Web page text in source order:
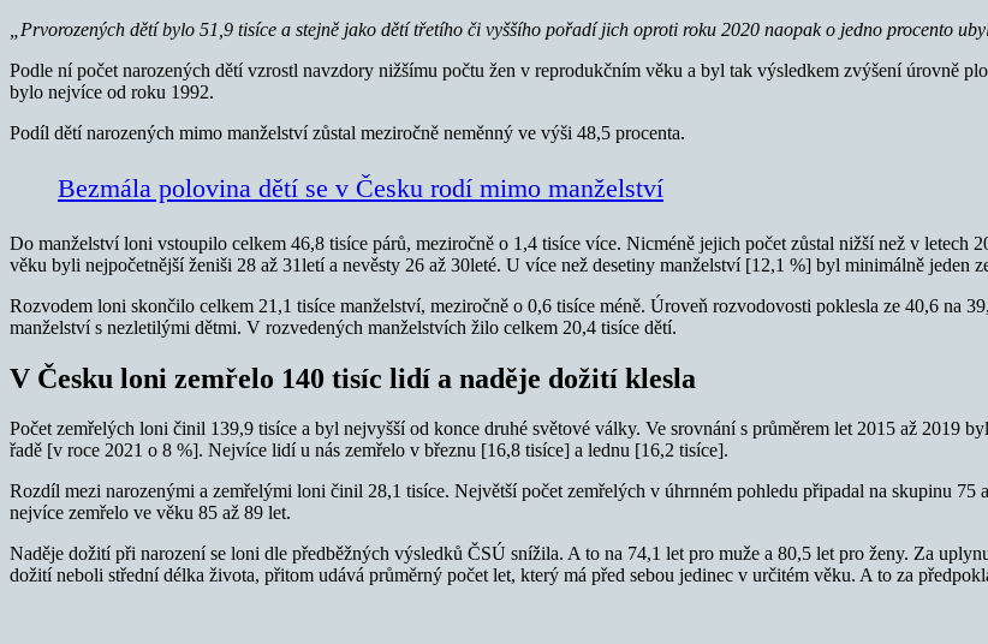
„Prvorozených dětí bylo 51,9 tisíce a stejně jako dětí třetího či vyššího pořadí jich oproti roku 2020 naopak o jedno procento
Podle ní počet narozených dětí vzrostl navzdory nižšímu počtu žen v reprodukčním věku a byl tak výsledkem zvýšení úrovně
bylo nejvíce od roku 1992.
Podíl dětí narozených mimo manželství zůstal meziročně neměnný ve výši 48,5 procenta.
Bezmála polovina dětí se v Česku rodí mimo manželství
Do manželství loni vstoupilo celkem 46,8 tisíce párů, meziročně o 1,4 tisíce více. Nicméně jejich počet zůstal nižší než v
věku byli nejpočetnější ženiši 28 až 31letí a nevěsty 26 až 30leté. U více než desetiny manželství [12,1 %] byl minimálně jeden
Rozvodem loni skončilo celkem 21,1 tisíce manželství, meziročně o 0,6 tisíce méně. Úroveň rozvodovosti poklesla ze 40,6 na
manželství s nezletilými dětmi. V rozvedených manželstvích žilo celkem 20,4 tisíce dětí.
V Česku loni zemřelo 140 tisíc lidí a naděje dožití klesla
Počet zemřelých loni činil 139,9 tisíce a byl nejvyšší od konce druhé světové války. Ve srovnání s průměrem let 2015 až 2019
řadě [v roce 2021 o 8 %]. Nejvíce lidí u nás zemřelo v březnu [16,8 tisíce] a lednu [16,2 tisíce].
Rozdíl mezi narozenými a zemřelými loni činil 28,1 tisíce. Největší počet zemřelých v úhrnném pohledu připadal na skupinu
nejvíce zemřelo ve věku 85 až 89 let.
Naděje dožití při narození se loni dle předběžných výsledků ČSÚ snížila. A to na 74,1 let pro muže a 80,5 let pro ženy. Za
dožití neboli střední délka života, přitom udává průměrný počet let, který má před sebou jedinec v určitém věku. A to za